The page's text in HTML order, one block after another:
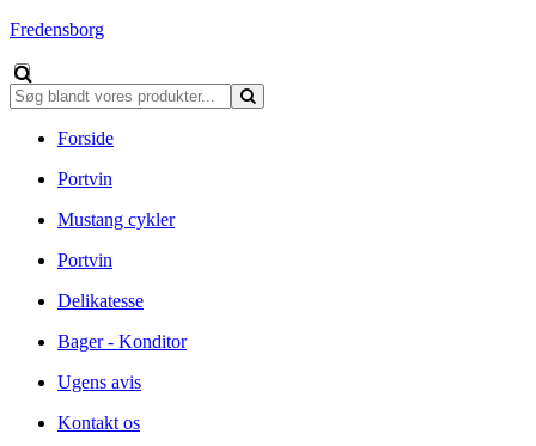
Fredensborg
Forside
Portvin
Mustang cykler
Portvin
Delikatesse
Bager - Konditor
Ugens avis
Kontakt os